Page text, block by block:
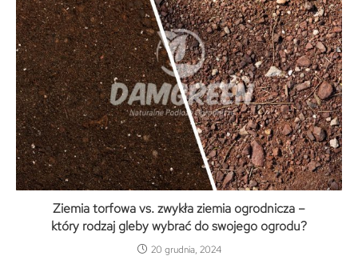
Ziemia torfowa vs. zwykła ziemia ogrodnicza –
który rodzaj gleby wybrać do swojego ogrodu?
20 grudnia, 2024